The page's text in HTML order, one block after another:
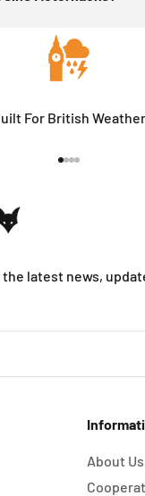
For British Weather
latest news,
About Us